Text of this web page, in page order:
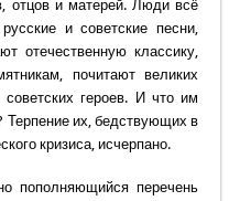
отцов и матерей. Люди всё
и советские песни,
отечественную классику,
почитают великих
героев. И что им
Терпение их, бедствующих в
кризиса, исчерпано.
пополняющийся перечень